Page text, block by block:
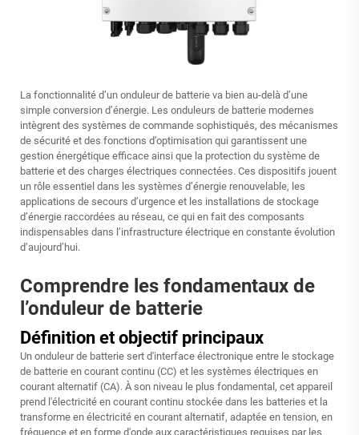
La fonctionnalité d’un onduleur de batterie va bien au-delà d’une
simple conversion d’énergie. Les onduleurs de batterie modernes
intègrent des systèmes de commande sophistiqués, des mécanismes
de sécurité et des fonctions d’optimisation qui garantissent une
gestion énergétique efficace ainsi que la protection du système de
batterie et des charges électriques connectées. Ces dispositifs jouent
un rôle essentiel dans les systèmes d’énergie renouvelable, les
applications de secours d’urgence et les installations de stockage
d’énergie raccordées au réseau, ce qui en fait des composants
indispensables dans l’infrastructure électrique en constante évolution
d’aujourd’hui.
Comprendre les fondamentaux de
l’onduleur de batterie
Définition et objectif principaux
Un onduleur de batterie sert d'interface électronique entre le stockage
de batterie en courant continu (CC) et les systèmes électriques en
courant alternatif (CA). À son niveau le plus fondamental, cet appareil
prend l'électricité en courant continu stockée dans les batteries et la
transforme en électricité en courant alternatif, adaptée en tension, en
fréquence et en forme d'onde aux caractéristiques requises par les